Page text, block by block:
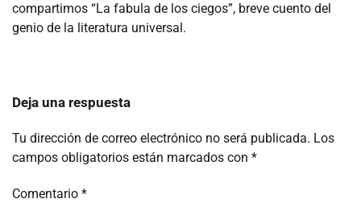
compartimos “La fabula de los ciegos”, breve cuento del
genio de la literatura universal.
Deja una respuesta
Tu dirección de correo electrónico no será publicada. Los
campos obligatorios están marcados con *
Comentario *